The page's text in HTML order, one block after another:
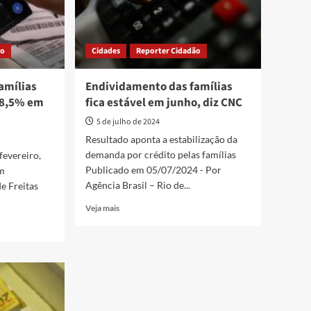
em
Freitas
Cidades Reporter Cidadão
Endividamento das famílias
fica estável em junho, diz CNC
5 de julho de 2024
Resultado aponta a estabilização da
demanda por crédito pelas famílias
Publicado em 05/07/2024 - Por
Agência Brasil – Rio de...
Veja maisRead